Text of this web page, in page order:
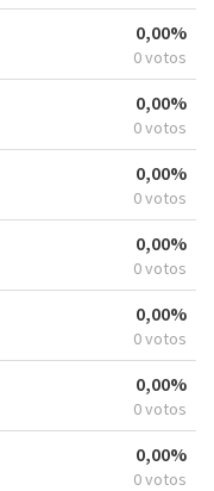
0,00%
0 votos
0,00%
0 votos
0,00%
0 votos
0,00%
0 votos
0,00%
0 votos
0,00%
0 votos
0,00%
0 votos